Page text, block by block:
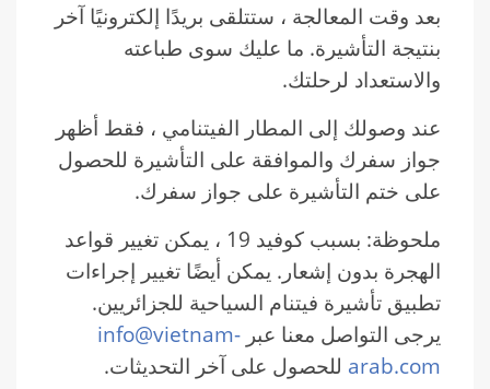
بعد وقت المعالجة ، ستتلقى بريدًا إلكترونيًا آخر
بنتيجة التأشيرة. ما عليك سوى طباعته
والاستعداد لرحلتك.
عند وصولك إلى المطار الفيتنامي ، فقط أظهر
جواز سفرك والموافقة على التأشيرة للحصول
على ختم التأشيرة على جواز سفرك.
ملحوظة: بسبب كوفيد 19 ، يمكن تغيير قواعد
الهجرة بدون إشعار. يمكن أيضًا تغيير إجراءات
تطبيق تأشيرة فيتنام السياحية للجزائريين.
يرجى التواصل معنا عبر info@vietnam-
arab.com للحصول على آخر التحديثات.